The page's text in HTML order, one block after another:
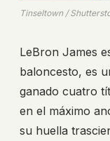
Tinseltown /
LeBron James
baloncesto, es
ganado cuatro
en el máximo
su huella